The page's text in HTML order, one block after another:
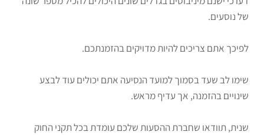
של נוסעים.
לפיכך אתם צריכים להיות מדויקים בהזמנתכם.
שימו לב שעד בסמוך למועד הנסיעה אתם יכולים עוד לבצע
שינויים בהזמנה, אך עדיף מראש.
שנית, תוודאו שחברת ההסעות שלכם עומדת בכל תקני החוק